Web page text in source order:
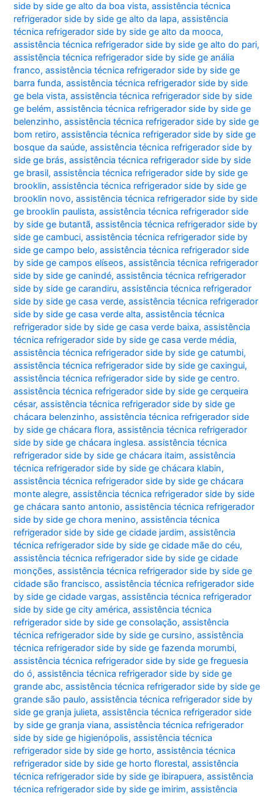
side by side ge alto da boa vista,assistência técnica
refrigerador side by side ge alto da lapa,assistência
técnica refrigerador side by side ge alto da mooca,
assistência técnica refrigerador side by side ge alto do pari,
assistência técnica refrigerador side by side ge anália
franco,assistência técnica refrigerador side by side ge
barra funda,assistência técnica refrigerador side by side
ge bela vista,assistência técnica refrigerador side by side
ge belém,assistência técnica refrigerador side by side ge
belenzinho,assistência técnica refrigerador side by side ge
bom retiro,assistência técnica refrigerador side by side ge
bosque da saúde,assistência técnica refrigerador side by
side ge brás,assistência técnica refrigerador side by side
ge brasil,assistência técnica refrigerador side by side ge
brooklin,assistência técnica refrigerador side by side ge
brooklin novo,assistência técnica refrigerador side by side
ge brooklin paulista,assistência técnica refrigerador side
by side ge butantã,assistência técnica refrigerador side by
side ge cambuci,assistência técnica refrigerador side by
side ge campo belo,assistência técnica refrigerador side
by side ge campos elíseos,assistência técnica refrigerador
side by side ge canindé,assistência técnica refrigerador
side by side ge carandiru,assistência técnica refrigerador
side by side ge casa verde,assistência técnica refrigerador
side by side ge casa verde alta,assistência técnica
refrigerador side by side ge casa verde baixa,assistência
técnica refrigerador side by side ge casa verde média,
assistência técnica refrigerador side by side ge catumbi,
assistência técnica refrigerador side by side ge caxingui,
assistência técnica refrigerador side by side ge centro.
assistência técnica refrigerador side by side ge cerqueira
césar,assistência técnica refrigerador side by side ge
chácara belenzinho,assistência técnica refrigerador side
by side ge chácara flora,assistência técnica refrigerador
side by side ge chácara inglesa. assistência técnica
refrigerador side by side ge chácara itaim,assistência
técnica refrigerador side by side ge chácara klabin,
assistência técnica refrigerador side by side ge chácara
monte alegre,assistência técnica refrigerador side by side
ge chácara santo antonio,assistência técnica refrigerador
side by side ge chora menino,assistência técnica
refrigerador side by side ge cidade jardim,assistência
técnica refrigerador side by side ge cidade mãe do céu,
assistência técnica refrigerador side by side ge cidade
monções,assistência técnica refrigerador side by side ge
cidade são francisco,assistência técnica refrigerador side
by side ge cidade vargas,assistência técnica refrigerador
side by side ge city américa,assistência técnica
refrigerador side by side ge consolação,assistência
técnica refrigerador side by side ge cursino,assistência
técnica refrigerador side by side ge fazenda morumbi,
assistência técnica refrigerador side by side ge freguesia
do ó,assistência técnica refrigerador side by side ge
grande abc,assistência técnica refrigerador side by side ge
grande são paulo,assistência técnica refrigerador side by
side ge granja julieta,assistência técnica refrigerador side
by side ge granja viana,assistência técnica refrigerador
side by side ge higienópolis,assistência técnica
refrigerador side by side ge horto,assistência técnica
refrigerador side by side ge horto florestal,assistência
técnica refrigerador side by side ge ibirapuera,assistência
técnica refrigerador side by side ge imirim,assistência